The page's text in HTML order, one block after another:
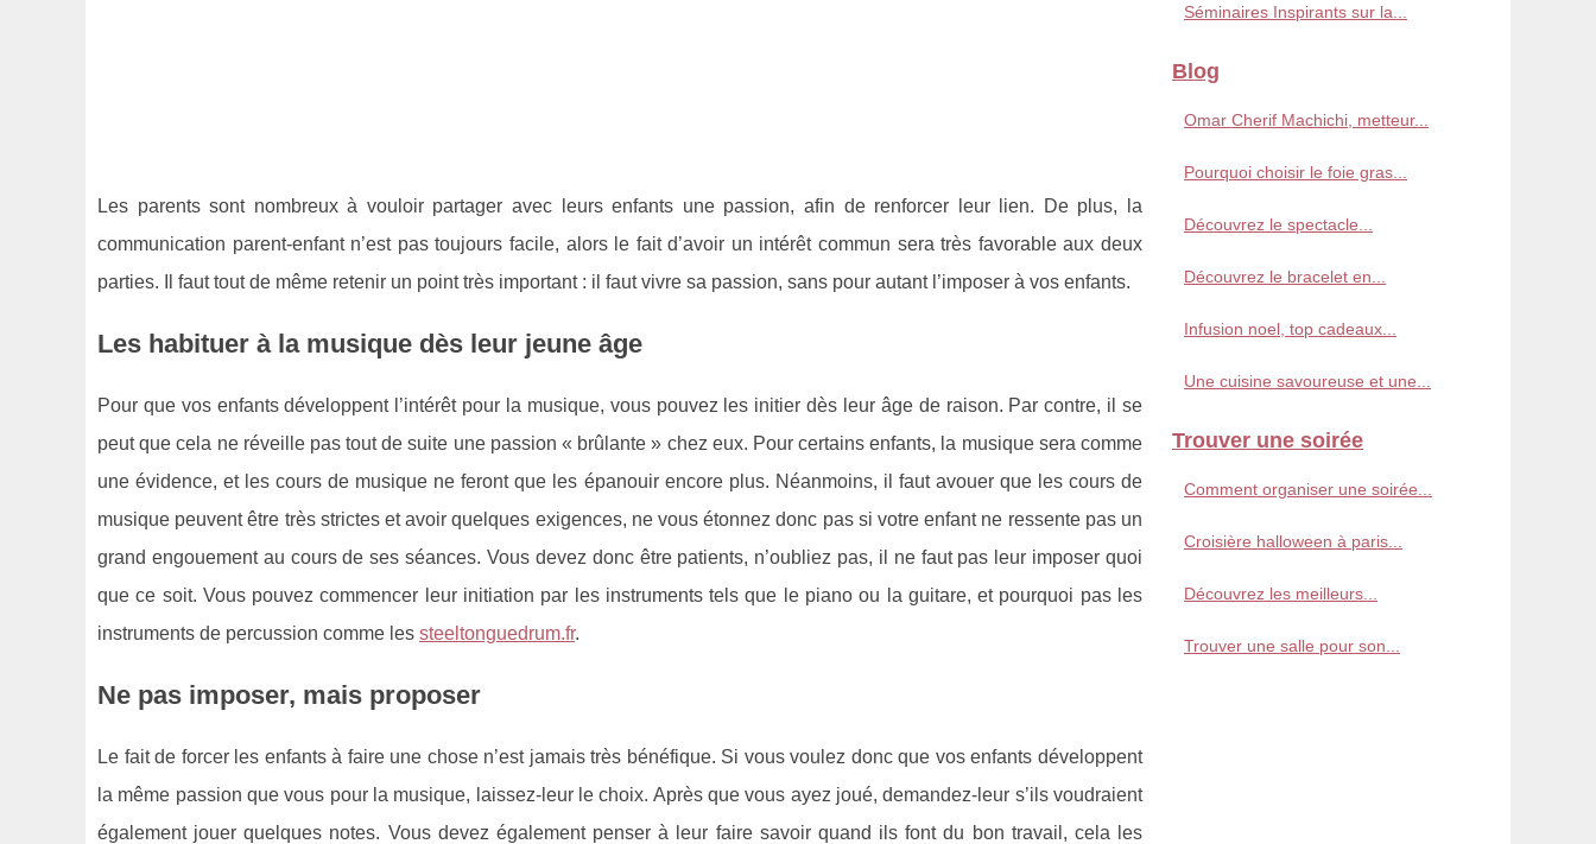
Les parents sont nombreux à vouloir partager avec leurs enfants une passion, afin de renforcer leur lien. De plus, la
communication parent-enfant n’est pas toujours facile, alors le fait d’avoir un intérêt commun sera très favorable aux deux
parties. Il faut tout de même retenir un point très important : il faut vivre sa passion, sans pour autant l’imposer à vos enfants.
Les habituer à la musique dès leur jeune âge
Pour que vos enfants développent l’intérêt pour la musique, vous pouvez les initier dès leur âge de raison. Par contre, il se
peut que cela ne réveille pas tout de suite une passion « brûlante » chez eux. Pour certains enfants, la musique sera comme
une évidence, et les cours de musique ne feront que les épanouir encore plus. Néanmoins, il faut avouer que les cours de
musique peuvent être très strictes et avoir quelques exigences, ne vous étonnez donc pas si votre enfant ne ressente pas un
grand engouement au cours de ses séances. Vous devez donc être patients, n’oubliez pas, il ne faut pas leur imposer quoi
que ce soit. Vous pouvez commencer leur initiation par les instruments tels que le piano ou la guitare, et pourquoi pas les
instruments de percussion comme les steeltonguedrum.fr.
Ne pas imposer, mais proposer
Le fait de forcer les enfants à faire une chose n’est jamais très bénéfique. Si vous voulez donc que vos enfants développent
la même passion que vous pour la musique, laissez-leur le choix. Après que vous ayez joué, demandez-leur s’ils voudraient
également jouer quelques notes. Vous devez également penser à leur faire savoir quand ils font du bon travail, cela les
Séminaires Inspirants sur la...
Blog
Omar Cherif Machichi, metteur...
Pourquoi choisir le foie gras...
Découvrez le spectacle...
Découvrez le bracelet en...
Infusion noel, top cadeaux...
Une cuisine savoureuse et une...
Trouver une soirée
Comment organiser une soirée...
Croisière halloween à paris...
Découvrez les meilleurs...
Trouver une salle pour son...